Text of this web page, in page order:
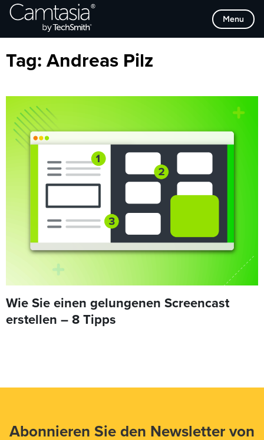
Direkt
zum
Menu
Browse Categories
Tag: Andreas Pilz
Wie Sie einen gelungenen Screencast
erstellen – 8 Tipps
Abonnieren Sie den Newsletter von